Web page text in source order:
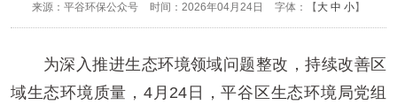
来源：平谷环保公众号 时间：2026年04月24日 字体：【 大 中 小】
为深入推进生态环境领域问题整改，持续改善区
域生态环境质量，4月24日，平谷区生态环境局党组